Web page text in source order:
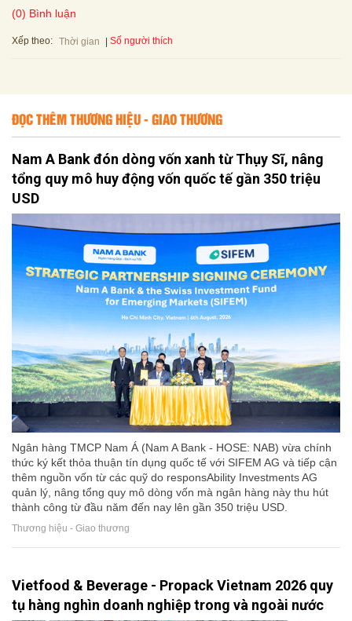
(0) Bình luận
Xếp theo: Thời gian Số người thích
ĐỌC THÊM THƯƠNG HIỆU - GIAO THƯƠNG
Nam A Bank đón dòng vốn xanh từ Thụy Sĩ, nâng
tổng quy mô huy động vốn quốc tế gần 350 triệu
USD
Ngân hàng TMCP Nam Á (Nam A Bank - HOSE: NAB) vừa chính
thức ký kết thỏa thuận tín dụng quốc tế với SIFEM AG và tiếp cận
thêm nguồn vốn từ các quỹ do responsAbility Investments AG
quản lý, nâng tổng quy mô dòng vốn mà ngân hàng này thu hút
thành công từ đầu năm đến nay lên gần 350 triệu USD.
Thương hiệu - Giao thương
Vietfood & Beverage - Propack Vietnam 2026 quy
tụ hàng nghìn doanh nghiệp trong và ngoài nước